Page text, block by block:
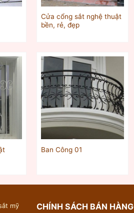
Cửa cổng sắt nghệ thuật
bền, rẻ, đẹp
Ban Công 01
mỹ CHÍNH SÁCH BÁN HÀNG